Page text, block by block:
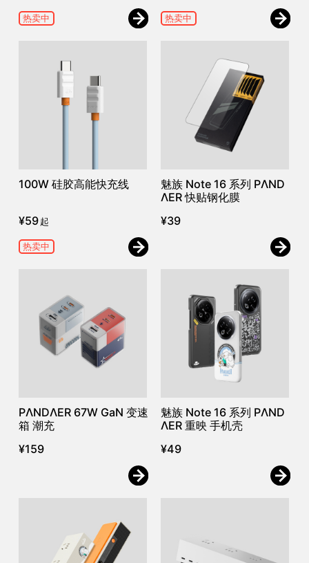
热卖中 热卖中
100W 硅胶高能快充线
¥59 起
热卖中
魅族 Note 16 系列 PΛND
ΛER 快贴钢化膜
¥39
PΛNDΛER 67W GaN 变速
箱 潮充
¥159
魅族 Note 16 系列 PΛND
ΛER 重映 手机壳
¥49